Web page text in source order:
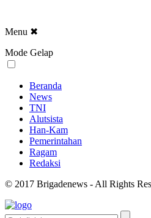
Menu ✖
Mode Gelap
Beranda
News
TNI
Alutsista
Han-Kam
Pemerintahan
Ragam
Redaksi
© 2017 Brigadenews - All Rights